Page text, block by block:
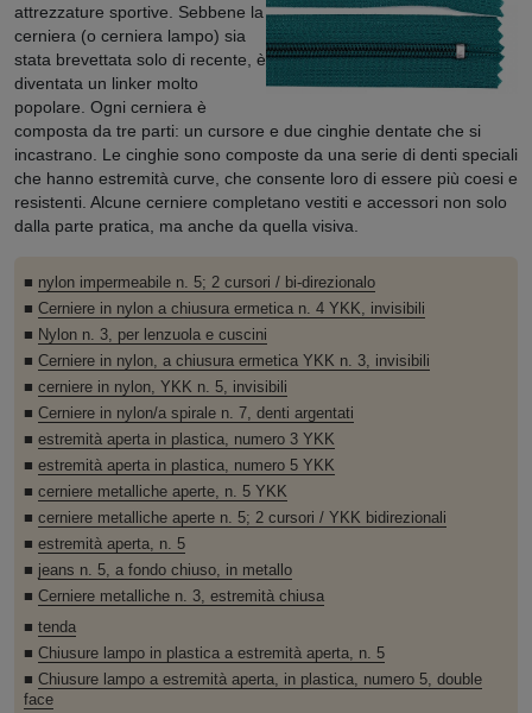
attrezzature sportive. Sebbene la
cerniera (o cerniera lampo) sia
stata brevettata solo di recente, è
diventata un linker molto
popolare. Ogni cerniera è
composta da tre parti: un cursore e due cinghie dentate che si
incastrano. Le cinghie sono composte da una serie di denti speciali
che hanno estremità curve, che consente loro di essere più coesi e
resistenti. Alcune cerniere completano vestiti e accessori non solo
dalla parte pratica, ma anche da quella visiva.
■ nylon impermeabile n. 5; 2 cursori / bi-direzionalo
■ Cerniere in nylon a chiusura ermetica n. 4 YKK, invisibili
■ Nylon n. 3, per lenzuola e cuscini
■ Cerniere in nylon, a chiusura ermetica YKK n. 3, invisibili
■ cerniere in nylon, YKK n. 5, invisibili
■ Cerniere in nylon/a spirale n. 7, denti argentati
■ estremità aperta in plastica, numero 3 YKK
■ estremità aperta in plastica, numero 5 YKK
■ cerniere metalliche aperte, n. 5 YKK
■ cerniere metalliche aperte n. 5; 2 cursori / YKK bidirezionali
■ estremità aperta, n. 5
■ jeans n. 5, a fondo chiuso, in metallo
■ Cerniere metalliche n. 3, estremità chiusa
■ tenda
■ Chiusure lampo in plastica a estremità aperta, n. 5
■ Chiusure lampo a estremità aperta, in plastica, numero 5, double
face